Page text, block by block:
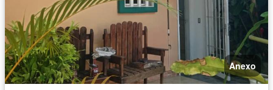
Anexo